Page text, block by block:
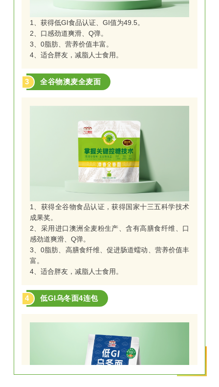
1、获得低GI食品认证、GI值为49.5。
2、口感劲道爽滑、Q弹。
3、0脂肪、营养价值丰富。
4、适合胖友，减脂人士食用。
3 全谷物澳麦全麦面
1、获得全谷物食品认证，获得国家十三五科学技术
成果奖。
2、采用进口澳洲全麦粉生产、含有高膳食纤维、口
感劲道爽滑、Q弹。
3、0脂肪、高膳食纤维、促进肠道蠕动、营养价值丰
富。
4、适合胖友，减脂人士食用。
4 低GI乌冬面4连包